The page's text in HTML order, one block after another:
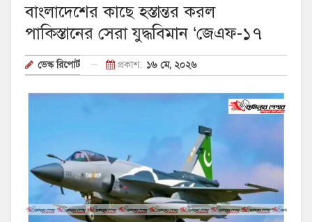
বাংলাদেশের কাছে হস্তান্তর করল
পাকিস্তানের সেরা যুদ্ধবিমান ‘জেএফ-১৭
ডেস্ক রিপোর্ট প্রকাশ: ১৬ মে, ২০২৬